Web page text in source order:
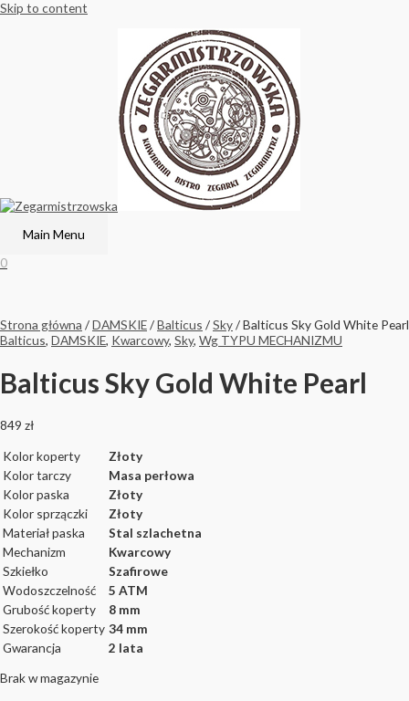
Skip to content
Main Menu
0
Strona główna /DAMSKIE/Balticus /Sky/ Balticus Sky Gold White Pearl
Balticus, DAMSKIE, Kwarcowy, Sky, Wg TYPU MECHANIZMU
Balticus Sky Gold White Pearl
849 zł
Kolor koperty
Złoty
Kolor tarczy
Masa perłowa
Kolor paska
Złoty
Kolor sprzączki
Złoty
Materiał paska
Stal szlachetna
Mechanizm
Kwarcowy
Szkiełko
Szafirowe
Wodoszczelność
5 ATM
Grubość koperty
8 mm
Szerokość koperty 34 mm
Gwarancja
2 lata
Brak w magazynie